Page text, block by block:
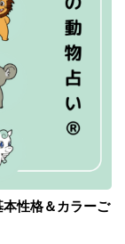
本性格＆カラーご